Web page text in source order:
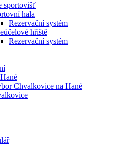
sportovišť
hala
Rezervační systém
hřiště
Rezervační systém
Chvalkovice na Hané